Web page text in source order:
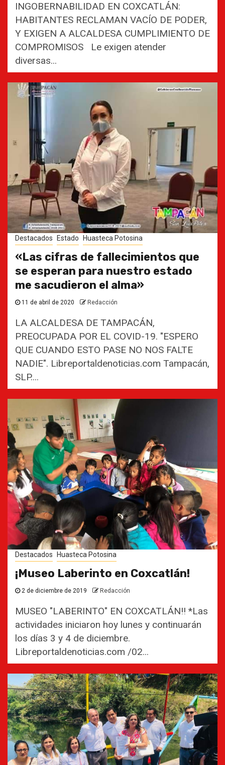
INGOBERNABILIDAD EN COXCATLÁN:
HABITANTES RECLAMAN VACÍO DE PODER,
Y EXIGEN A ALCALDESA CUMPLIMIENTO DE
COMPROMISOS Le exigen atender
diversas...
Destacados Estado Huasteca Potosina
«Las cifras de fallecimientos que
se esperan para nuestro estado
me sacudieron el alma»
11 de abril de 2020 Redacción
LA ALCALDESA DE TAMPACÁN,
PREOCUPADA POR EL COVID-19. "ESPERO
QUE CUANDO ESTO PASE NO NOS FALTE
NADIE". Libreportaldenoticias.com Tampacán,
SLP....
Destacados Huasteca Potosina
¡Museo Laberinto en Coxcatlán!
2 de diciembre de 2019 Redacción
MUSEO "LABERINTO" EN COXCATLÁN!! *Las
actividades iniciaron hoy lunes y continuarán
los días 3 y 4 de diciembre.
Libreportaldenoticias.com /02...